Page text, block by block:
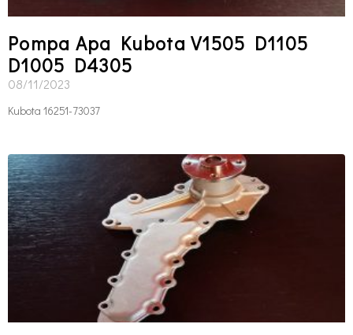
Pompa Apa Kubota V1505 D1105
D1005 D4305
08/11/2023
Kubota 16251-73037